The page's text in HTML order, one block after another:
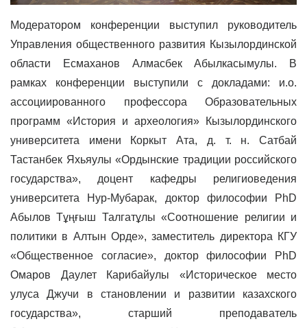
Модератором конференции выступил руководитель
Управления общественного развития Кызылординской
области Есмаханов Алмасбек Абылкасымулы. В
рамках конференции выступили с докладами: и.о.
ассоциированного профессора Образовательных
программ «История и археология» Кызылординского
университета имени Коркыт Ата, д. т. н. Сатбай
Тастанбек Яхьяулы «Ордынские традиции российского
государства», доцент кафедры религиоведения
университета Нур-Мубарак, доктор философии PhD
Абылов Тұңғыш Талгатұлы «Соотношение религии и
политики в Алтын Орде», заместитель директора КГУ
«Общественное согласие», доктор философии PhD
Омаров Даулет Карибайулы «Историческое место
улуса Джучи в становлении и развитии казахского
государства», старший преподаватель